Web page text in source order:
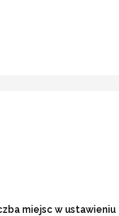
miejsc w ustawieniu